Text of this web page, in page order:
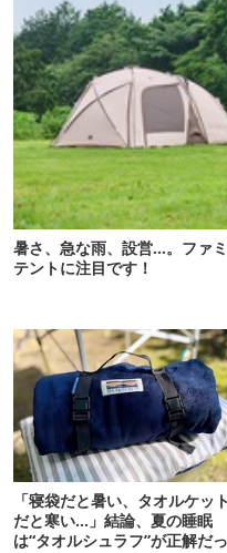
暑さ、急な雨、設営…。ファ
テントに注目です！
「寝袋だと暑い、タオルケット
だと寒い…」結論、夏の睡眠
は“タオルシュラフ”が正解だっ